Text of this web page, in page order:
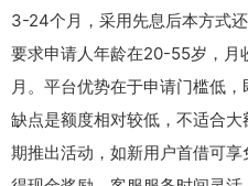
3-24个月，采用先息后本方式
要求申请人年龄在20-55岁，月
月。平台优势在于申请门槛低
缺点是额度相对较低，不适合
期推出活动，如新用户首借可